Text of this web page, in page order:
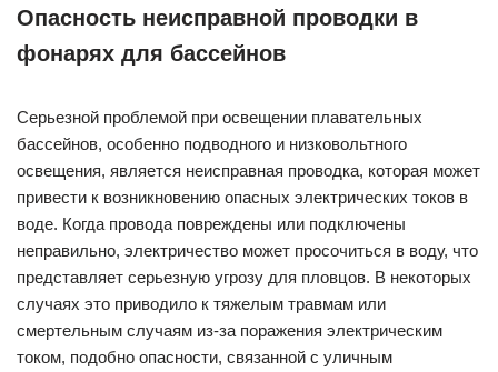
Опасность неисправной проводки в
фонарях для бассейнов
Серьезной проблемой при освещении плавательных
бассейнов, особенно подводного и низковольтного
освещения, является неисправная проводка, которая может
привести к возникновению опасных электрических токов в
воде. Когда провода повреждены или подключены
неправильно, электричество может просочиться в воду, что
представляет серьезную угрозу для пловцов. В некоторых
случаях это приводило к тяжелым травмам или
смертельным случаям из-за поражения электрическим
током, подобно опасности, связанной с уличным